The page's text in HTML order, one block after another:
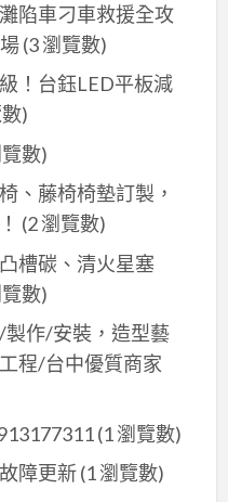
陷車刁車救援全攻
(3 瀏覽數)
！台鈺LED平板減
)
數)
、藤椅椅墊訂製，
(2 瀏覽數)
槽碳、清火星塞
數)
作/安裝，造型藝
程/台中優質商家
(1 瀏覽數)
障更新(1 瀏覽數)